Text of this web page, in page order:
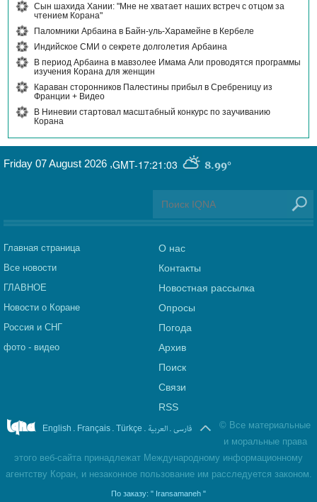
Сын шахида Хании: "Мне не хватает наших встреч с отцом за
чтением Корана"
Паломники Арбаина в Байн-уль-Харамейне в Кербеле
Индийское СМИ о секрете долголетия Арбаина
В период Арбаина в мавзолее Имама Али проводятся программы
изучения Корана для женщин
Караван сторонников Палестины прибыл в Сребреницу из
Франции + Видео
В Ниневии стартовал масштабный конкурс по заучиванию
Корана
GMT-17:21:03 8.99°
Friday 07 August 2026 ,
Главная страница
Все новости
ГЛАВНОЕ
Новости о Коране
Россия и СНГ
фото - видео
О нас
Контакты
Новостная рассылка
Опросы
Погода
Архив
Поиск
Связи
RSS
English . Français . Türkçe . العربیة . فارسی © Все материальные
и моральные права
этого веб-сайта принадлежат Международному информационному
агентству Коран, и незаконное пользование им расследуется законом.
По заказу: " Iransamaneh "